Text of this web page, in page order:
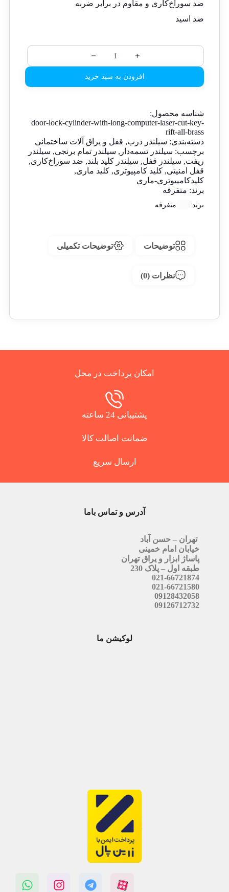
ضد سوراخ‌کاری و مقاوم در برابر ضربه
ضد اسید
افزودن به سبد خرید
شناسه محصول:
door-lock-cylinder-with-long-computer-laser-cut-key-
rift-all-brass
دسته‌بندی: سیلندر درب, قفل و یراق آلات ساختمانی
برچسب: سیلندر تسمه‌دار , سیلندر تمام برنجی, سیلندر
ریفت, سیلندر قفل, سیلندر کلید بلند, ضد سوراخ‌کاری,
قفل امنیتی, کلید کامپیوتری, کلید ماری,
کلیدکامپیوتری-ماری
برند: متفرقه
برند: متفرقه
توضیحات توضیحات تکمیلی
نظرات (0)
امکان پرداخت در محل
پشتیبانی 24 ساعته
ضمانت اصالت کالا
ارسال سریع
آدرس و تماس باما
تهران – حسن آباد
خیابان امام خمینی
پاساژ ابزار و یراق تهران
طبقه اول – پلاک 230
021-66721874
021-66721580
09128432058
09126712732
لوکیشن ما